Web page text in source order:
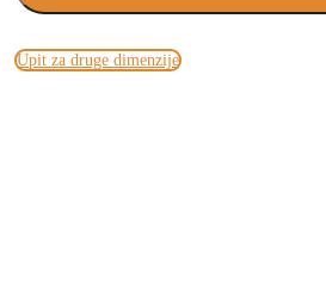
Upit za druge dimenzije